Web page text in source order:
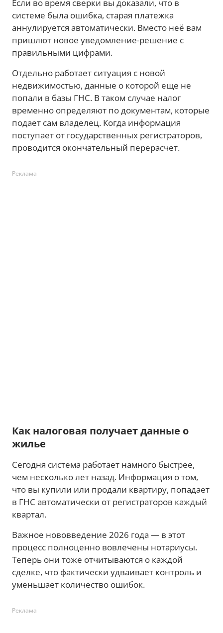
Если во время сверки вы доказали, что в
системе была ошибка, старая платежка
аннулируется автоматически. Вместо неё вам
пришлют новое уведомление-решение с
правильными цифрами.
Отдельно работает ситуация с новой
недвижимостью, данные о которой еще не
попали в базы ГНС. В таком случае налог
временно определяют по документам, которые
подает сам владелец. Когда информация
поступает от государственных регистраторов,
проводится окончательный перерасчет.
Реклама
Как налоговая получает данные о
жилье
Сегодня система работает намного быстрее,
чем несколько лет назад. Информация о том,
что вы купили или продали квартиру, попадает
в ГНС автоматически от регистраторов каждый
квартал.
Важное нововведение 2026 года — в этот
процесс полноценно вовлечены нотариусы.
Теперь они тоже отчитываются о каждой
сделке, что фактически удваивает контроль и
уменьшает количество ошибок.
Реклама